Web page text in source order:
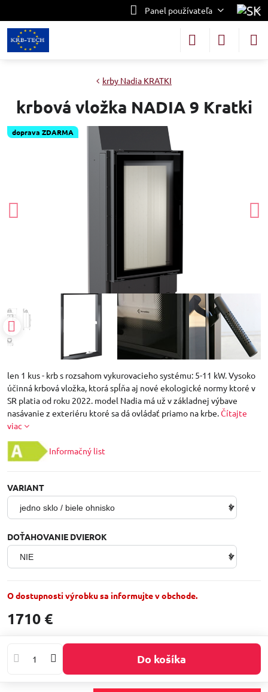
Panel používateľa
doprava ZDARMA
krby Nadia KRATKI
krbová vložka NADIA 9 Kratki
len 1 kus - krb s rozsahom vykurovacieho systému: 5-11 kW. Vysoko
účinná krbová vložka, ktorá spĺňa aj nové ekologické normy ktoré v
SR platia od roku 2022. model Nadia má už v základnej výbave
nasávanie z exteriéru ktoré sa dá ovládať priamo na krbe.Čítajte
viac
Informačný list
VARIANT
DOŤAHOVANIE DVIEROK
O dostupnosti výrobku sa informujte v obchode.
1710 €
Do košíka